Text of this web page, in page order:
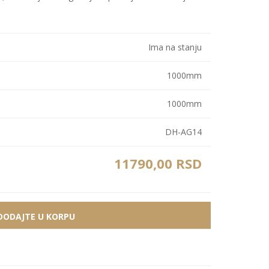
Prikazi sve
Ima na stanju
1000mm
1000mm
DH-AG14
11790,00 RSD
U KORPU